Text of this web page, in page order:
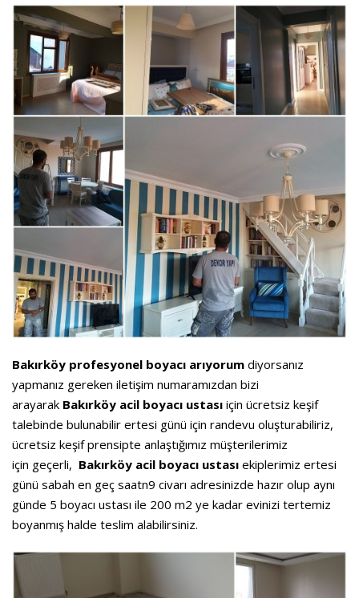
Bakırköy profesyonel boyacı arıyorum diyorsanız
yapmanız gereken iletişim numaramızdan bizi
arayarak Bakırköy acil boyacı ustası için ücretsiz keşif
talebinde bulunabilir ertesi günü için randevu oluşturabiliriz,
ücretsiz keşif prensipte anlaştığımız müşterilerimiz
için geçerli, Bakırköy acil boyacı ustası ekiplerimiz ertesi
günü sabah en geç saatn9 civarı adresinizde hazır olup aynı
günde 5 boyacı ustası ile 200 m2 ye kadar evinizi tertemiz
boyanmış halde teslim alabilirsiniz.